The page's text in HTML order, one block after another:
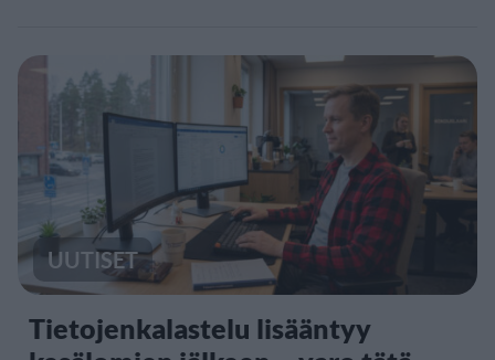
UUTISET
Tietojenkalastelu lisääntyy